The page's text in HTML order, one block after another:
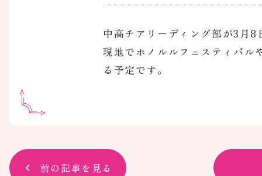
中高チアリーディング部が3月
現地でホノルルフェスティバル
る予定です。
前の記事を見る